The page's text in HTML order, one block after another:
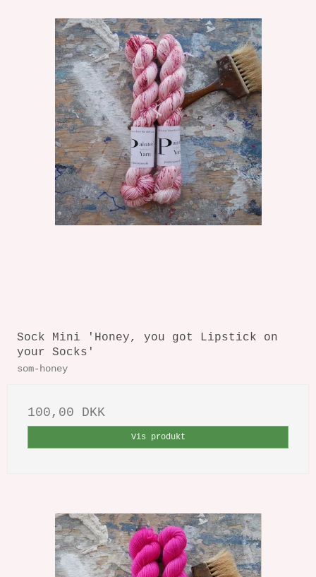
Sock Mini 'Honey, you got Lipstick on
your Socks'
som-honey
100,00 DKK
Vis produkt